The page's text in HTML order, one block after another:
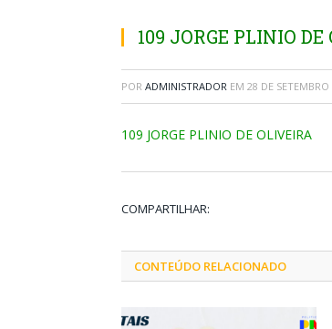
109 JORGE PLINIO
POR ADMINISTRADOR EM 28 DE SETEMBRO
109 JORGE PLINIO DE OLIVEIRA
COMPARTILHAR:
CONTEÚDO RELACIONADO